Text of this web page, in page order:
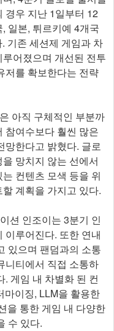
경우 지난 1일부터 12
일본, 튀르키예 4개국
기존 세션제 게임과 차
어졌으며 개선된 전투
저를 확보한다는 전략
아직 구체적인 부분까
참여수보다 훨씬 많은
망한다고 밝혔다. 글로
망치지 않는 선에서
컨텐츠 모색 등을 위
계획을 가지고 있다.
션 인조이는 3분기 인
이루어진다. 또한 연내
있으며 팬덤과의 소통
니티에서 직접 소통하
게임 내 차별화 된 컨
마이징, LLM을 활용한
을 통한 게임 내 다양한
수 있다.